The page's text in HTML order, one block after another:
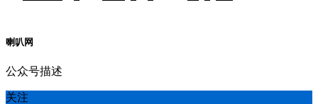
喇叭网
公众号描述
关注